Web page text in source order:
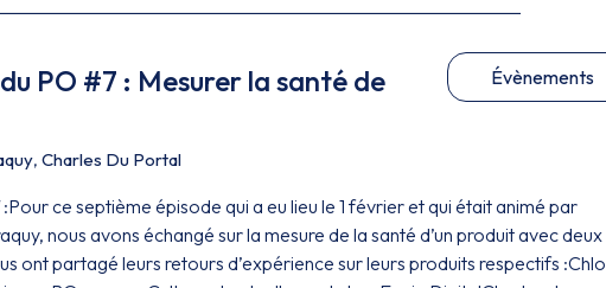
PO #7 : Mesurer la santé de
Évènements
, Charles Du Portal
:Pour ce septième épisode qui a eu lieu le 1 février et qui était animé par
nous avons échangé sur la mesure de la santé d’un produit avec deux
ont partagé leurs retours d’expérience sur leurs produits respectifs